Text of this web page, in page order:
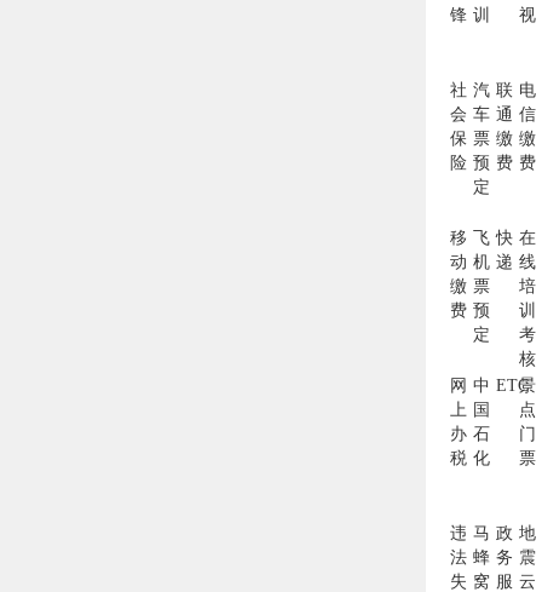
锋 训
视
社
会
保
险
汽
车
票
预
定
联
通
缴
费
电
信
缴
费
移
动
缴
费
飞
机
票
预
定
快
递
在
线
培
训
考
核
网
上
办
税
中
国
石
化
ETC景
点
门
票
违
法
失
马
蜂
窝
政
务
服
地
震
云